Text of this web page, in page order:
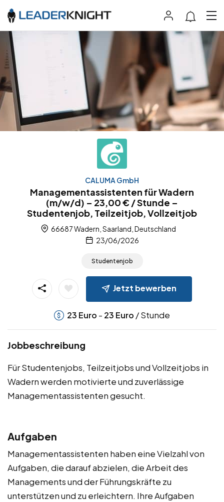
CALUMA GmbH
Managementassistenten für Wadern
(m/w/d) – 23,00 € / Stunde –
Studentenjob, Teilzeitjob, Vollzeitjob
66687 Wadern, Saarland, Deutschland
23/06/2026
Studentenjob
Jetzt bewerben
23 Euro - 23 Euro / Stunde
Jobbeschreibung
Für Studentenjobs, Teilzeitjobs und Vollzeitjobs in
Wadern werden motivierte und zuverlässige
Managementassistenten gesucht.
Aufgaben
Managementassistenten haben eine Vielzahl von
Aufgaben, die darauf abzielen, die Arbeit des
Managements und der Führungskräfte zu
unterstützen und zu erleichtern. Ihre Aufgaben